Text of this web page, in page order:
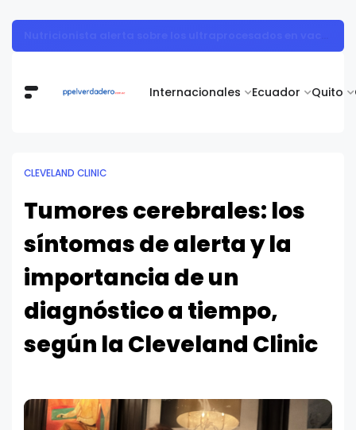
Internacionales Ecuador Quito
CLEVELAND CLINIC
Tumores cerebrales: los
síntomas de alerta y la
importancia de un
diagnóstico a tiempo,
según la Cleveland Clinic